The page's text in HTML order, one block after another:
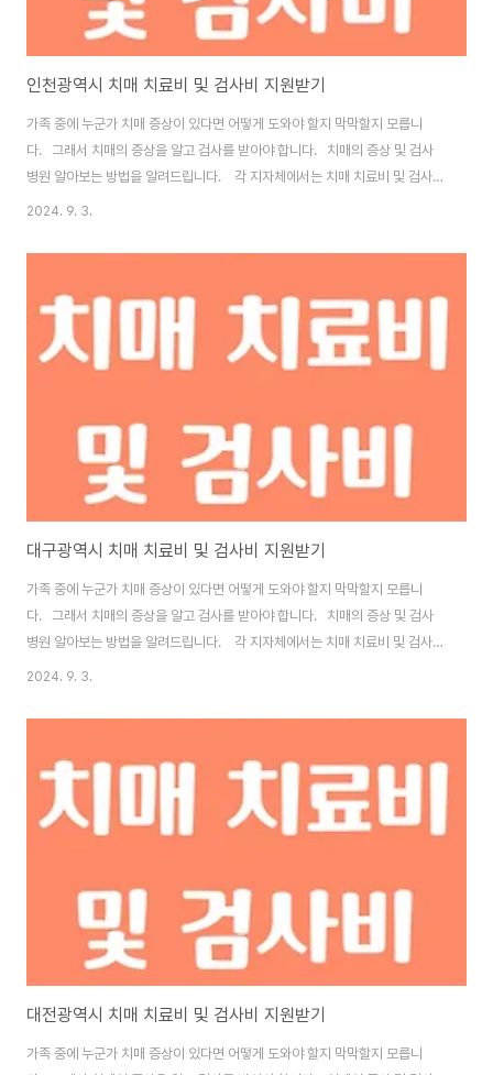
인천광역시 치매 치료비 및 검사비 지원받기
가족 중에 누군가 치매 증상이 있다면 어떻게 도와야 할지 막막할지 모릅니
다. 그래서 치매의 증상을 알고 검사를 받아야 합니다. 치매의 증상 및 검사
병원 알아보는 방법을 알려드립니다. 각 지자체에서는 치매 치료비 및 검사비
를 지원하고 있습니다. 인천광역시에서 치매 치료비 및 검사비를 지원 받는
홈페이지에서 직접 확인 가능합니다. 치매 치료 지원 알아보기 1. 복지로 홈
기 4. 인천광역시 검색해서 정보 확인하기 2. 인천광역시 치매 지원 알아보
기 각 구 별로 지원주기와 제공유형, 신청 방법이 다르므로..
2024. 9. 3.
대구광역시 치매 치료비 및 검사비 지원받기
가족 중에 누군가 치매 증상이 있다면 어떻게 도와야 할지 막막할지 모릅니
다. 그래서 치매의 증상을 알고 검사를 받아야 합니다. 치매의 증상 및 검사
병원 알아보는 방법을 알려드립니다. 각 지자체에서는 치매 치료비 및 검사비
를 지원하고 있습니다. 대구광역시에서 치매 치료비 및 검사비를 지원 받는
홈페이지에서 직접 확인 가능합니다. 치매 치료 지원 알아보기 1. 복지로 홈
기 4. 대구광역시 검색해서 정보 확인하기 2. 대전광역시 치매 지원 알아보
기 각 구 별로 지원주기와 제공유형, 신청 방법이 다르므로..
2024. 9. 3.
대전광역시 치매 치료비 및 검사비 지원받기
가족 중에 누군가 치매 증상이 있다면 어떻게 도와야 할지 막막할지 모릅니